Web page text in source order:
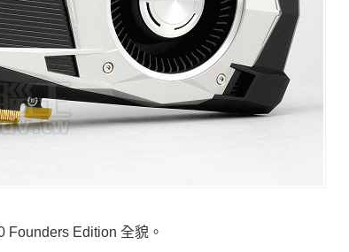
Founders Edition 全貌。